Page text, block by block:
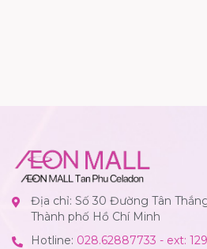
Địa chỉ: Số 30 Đường Tân
Thành phố Hồ Chí Minh
Hotline: 028.62887733 - ext: 129